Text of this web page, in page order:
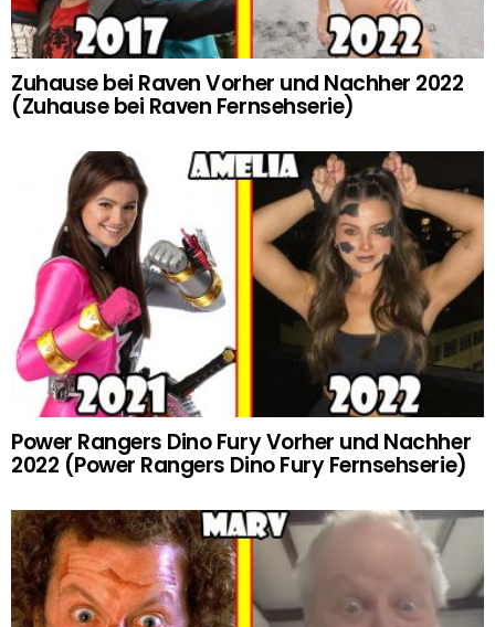
Zuhause bei Raven Vorher und Nachher 2022
(Zuhause bei Raven Fernsehserie)
Power Rangers Dino Fury Vorher und Nachher
2022 (Power Rangers Dino Fury Fernsehserie)